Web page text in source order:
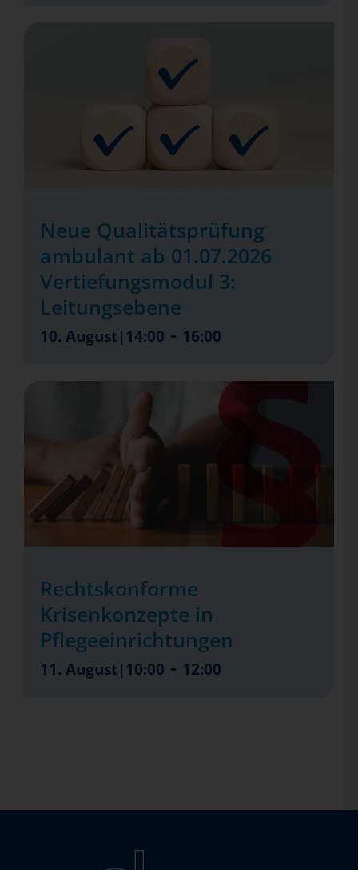
Neue Qualitätsprüfung
ambulant ab 01.07.2026
Vertiefungsmodul 3:
Leitungsebene
10. August|14:00 - 16:00
Rechtskonforme
Krisenkonzepte in
Pflegeeinrichtungen
11. August|10:00 - 12:00